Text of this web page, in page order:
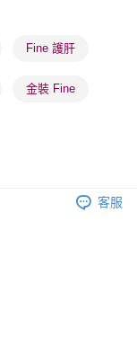
Fine 護肝
金裝 Fine
客服